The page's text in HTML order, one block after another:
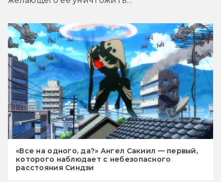
«Все на одного, да?» Ангел Сакиил — первый,
которого наблюдает с небезопасного
расстояния Синдзи